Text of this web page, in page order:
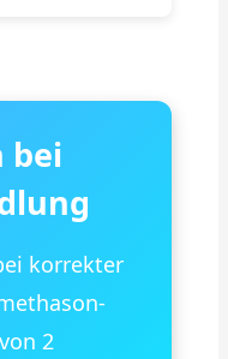
bei
korrekter
2